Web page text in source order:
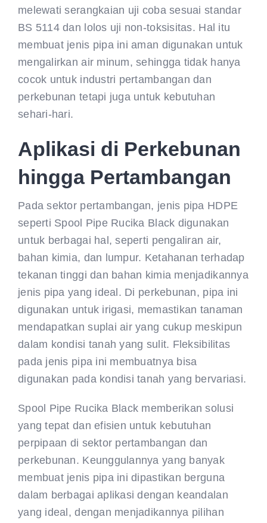
melewati serangkaian uji coba sesuai standar
BS 5114 dan lolos uji non-toksisitas. Hal itu
membuat jenis pipa ini aman digunakan untuk
mengalirkan air minum, sehingga tidak hanya
cocok untuk industri pertambangan dan
perkebunan tetapi juga untuk kebutuhan
sehari-hari.
Aplikasi di Perkebunan
hingga Pertambangan
Pada sektor pertambangan, jenis pipa HDPE
seperti Spool Pipe Rucika Black digunakan
untuk berbagai hal, seperti pengaliran air,
bahan kimia, dan lumpur. Ketahanan terhadap
tekanan tinggi dan bahan kimia menjadikannya
jenis pipa yang ideal. Di perkebunan, pipa ini
digunakan untuk irigasi, memastikan tanaman
mendapatkan suplai air yang cukup meskipun
dalam kondisi tanah yang sulit. Fleksibilitas
pada jenis pipa ini membuatnya bisa
digunakan pada kondisi tanah yang bervariasi.
Spool Pipe Rucika Black memberikan solusi
yang tepat dan efisien untuk kebutuhan
perpipaan di sektor pertambangan dan
perkebunan. Keunggulannya yang banyak
membuat jenis pipa ini dipastikan berguna
dalam berbagai aplikasi dengan keandalan
yang ideal, dengan menjadikannya pilihan